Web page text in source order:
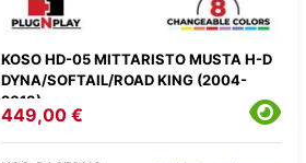
KOSO HD-05 MITTARISTO MUSTA H-D
DYNA/SOFTAIL/ROAD KING (2004-
2013)
449,00 €